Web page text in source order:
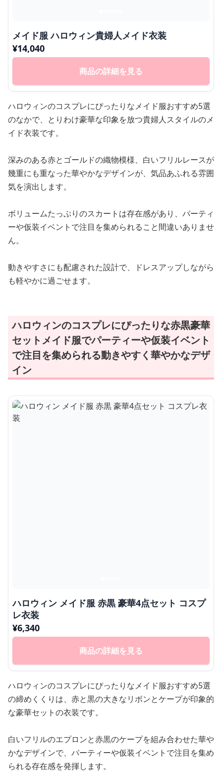
メイド服 ハロウィン貴婦人メイド衣装
¥14,040
商品の詳細を見る
ハロウィンのコスプレにぴったりなメイド服おすすめ5選
のなかで、とりわけ豪華な印象を放つ貴婦人スタイルのメ
イド衣装です。
深みのある赤とゴールドの織物模様、白いフリルレースが
幾重にも重なった華やかなデザインが、気品あふれる雰囲
気を演出します。
ボリュームたっぷりのスカートは存在感があり、パーティ
ーや仮装イベントで注目を集められること間違いありませ
ん。
動きやすさにも配慮された設計で、ドレスアップしながら
も軽やかに過ごせます。
ハロウィンのコスプレにぴったりな赤黒豪華
セットメイド服でパーティーや仮装イベント
で注目を集められる動きやすく華やかなデザ
イン
ハロウィン メイド服 赤黒 豪華4点セット コスプ
レ衣装
¥6,340
商品の詳細を見る
ハロウィンのコスプレにぴったりなメイド服おすすめ5選
の締めくくりは、赤と黒の大きなリボンとケープが印象的
な豪華セットの衣装です。
白いフリルのエプロンと赤黒のケープを組み合わせた華や
かなデザインで、パーティーや仮装イベントで注目を集め
られる存在感を発揮します。